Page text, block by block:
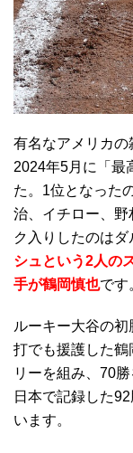
有名なアメリカ
2024年5月に「最
た。1位となった
治、イチロー、
ク入りしたのはダ
シュという2人の
手が鶴岡慎也です
ルーキー大谷の
打でも援護した
リーを組み、70
日本で記録した
います。